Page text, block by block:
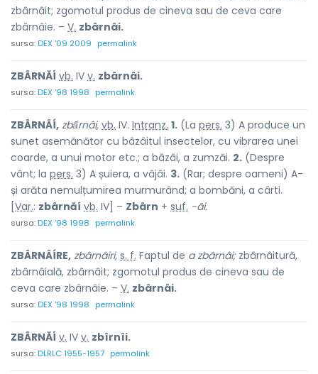
zbârnâit; zgomotul produs de cineva sau de ceva care
zbârnâie. – V. zbârnâi.
sursa:DEX '09 2009 permalink
ZBÂRNĂÍ vb. IV v. zbârnâi.
sursa:DEX '98 1998 permalink
ZBÂRNÂÍ, zbấrnâi, vb. IV. Intranz. 1. (La pers. 3) A produce un
sunet asemănător cu bâzâitul insectelor, cu vibrarea unei
coarde, a unui motor etc.; a bâzâi, a zumzăi. 2. (Despre
vânt; la pers. 3) A șuiera, a vâjâi. 3. (Rar; despre oameni) A-
și arăta nemulțumirea murmurând; a bombăni, a cârti.
Var.: zbârnăí vb. IV] – Zbârn + suf. -âi.
sursa:DEX '98 1998 permalink
ZBÂRNÂÍRE, zbârnâiri, s. f. Faptul de a zbârnâi;zbârnâitură,
zbârnâială, zbârnâit; zgomotul produs de cineva sau de
ceva care zbârnâie. – V. zbârnâi.
sursa:DEX '98 1998 permalink
ZBÂRNĂÍ v. IV v. zbîrnîi.
sursa:DLRLC 1955-1957 permalink